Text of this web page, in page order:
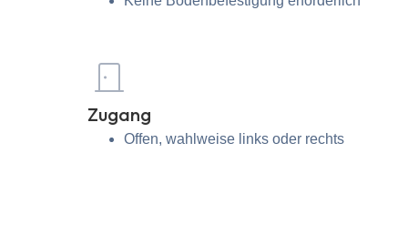
Zugang
Offen, wahlweise links oder rechts